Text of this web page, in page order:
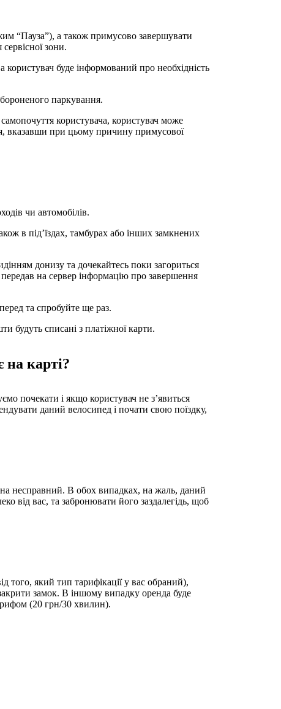
“Пауза”), а також примусово завершувати
зони.
буде інформований про необхідність
паркування.
користувача, користувач може
вказавши при цьому причину примусової
чи автомобілів.
в під’їздах, тамбурах або інших замкнених
донизу та дочекайтесь поки загориться
на сервер інформацію про завершення
та спробуйте ще раз.
будуть списані з платіжної карти.
карті?
почекати і якщо користувач не з’явиться
даний велосипед і почати свою поїздку,
несправний. В обох випадках, на жаль, даний
від вас, та забронювати його заздалегідь, щоб
того, який тип тарифікації у вас обраний),
замок. В іншому випадку оренда буде
(20 грн/30 хвилин).